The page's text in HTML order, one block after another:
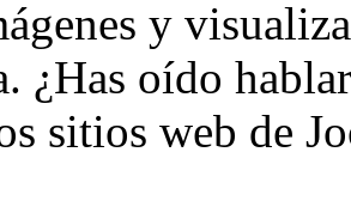
y
¿Has oído
sitios web de